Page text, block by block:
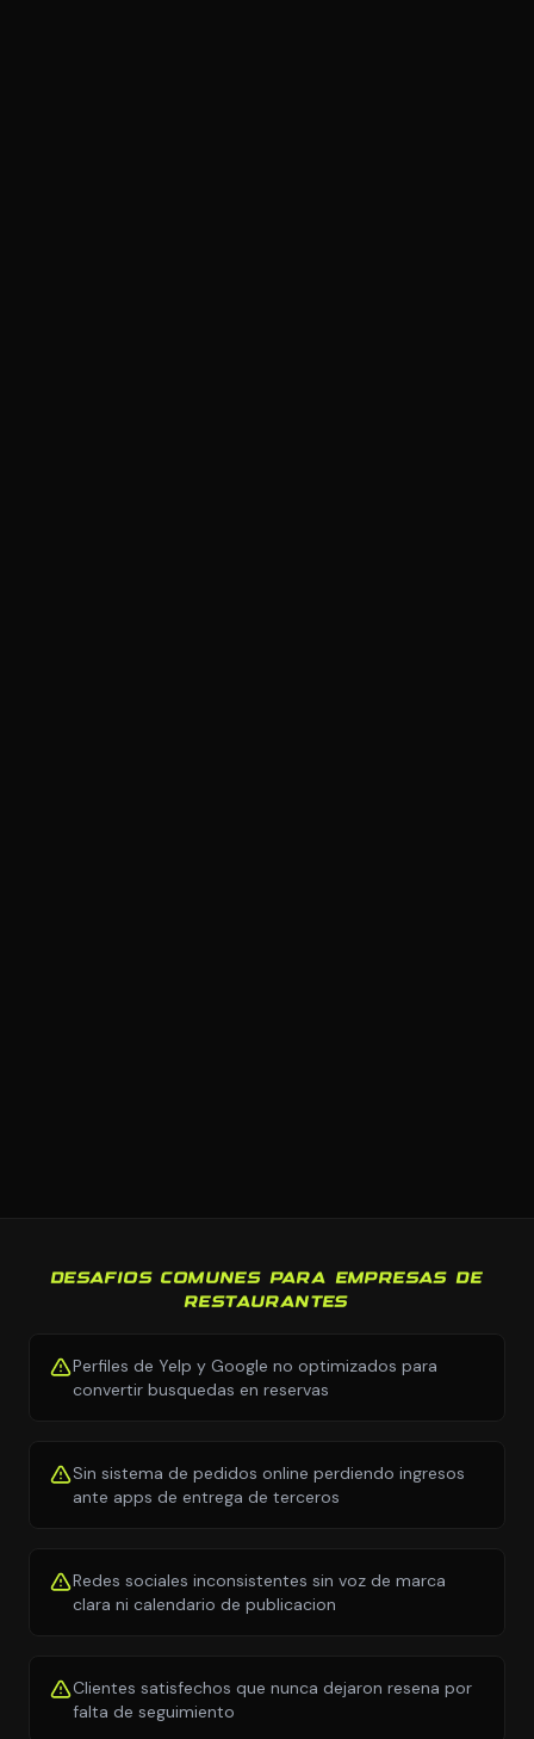
DESAFIOS COMUNES PARA EMPRESAS DE
RESTAURANTES
Perfiles de Yelp y Google no optimizados para
convertir busquedas en reservas
Sin sistema de pedidos online perdiendo ingresos
ante apps de entrega de terceros
Redes sociales inconsistentes sin voz de marca
clara ni calendario de publicacion
Clientes satisfechos que nunca dejaron resena por
falta de seguimiento